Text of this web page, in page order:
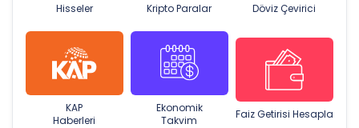
Hisseler Kripto Paralar Döviz Çevirici
KAP
Haberleri
Ekonomik
Takvim
Faiz Getirisi Hesapla